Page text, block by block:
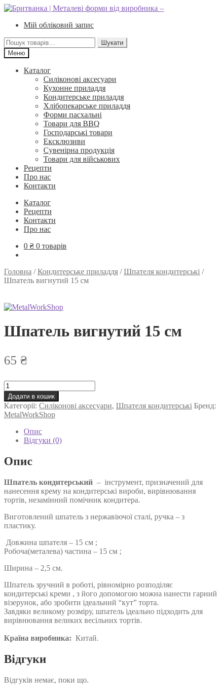
Перейти
навігації
Перейти
вмістуМій обліковий запис
Шукати:
Шукати
Меню
Каталог
Силіконові аксесуари
Кухонне приладдя
Кондитерське приладдя
Хлібопекарське приладдя
Форми пасхальні
Товари для BBQ
Господарські товари
Ексклюзиви
Сувенірна продукція
Товари для військових
Рецепти
Про нас
Контакти
Каталог
Рецепти
Контакти
Про нас
0 ₴ 0 товарів
Головна /Кондитерське приладдя /Шпателя кондитерські /
Шпатель вигнутий 15 см
Шпатель вигнутий 15 см
65 ₴
Шпатель
вигнутий
15
см
кількість
Додати в кошик
Категорії: Силіконові аксесуари, Шпателя кондитерські Бренд:
MetalWorkShop
Опис
Відгуки (0)
Опис
Шпатель кондитерський – інструмент, призначений для
нанесення крему на кондитерські вироби, вирівнювання
тортів, незамінний помічник кондитера.
Виготовлений шпатель з нержавіючої сталі, ручка – з
пластику.
Довжина шпателя – 15 см ;
Робоча(металева) частина – 15 см ;
Ширина – 2,5 см.
Шпатель зручний в роботі, рівномірно розподіляє
кондитерські креми , з його допомогою можна нанести гарний
візерунок, або зробити ідеальний “кут” торта.
Завдяки великому розміру, шпатель ідеально підходить для
вирівнювання великих весільних тортів.
Країна виробника: Китай.
Відгуки
Відгуків немає, поки що.